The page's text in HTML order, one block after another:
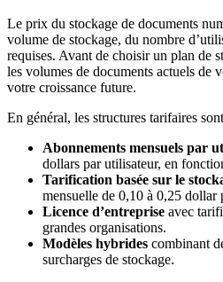
Le prix du stockage de documents
volume de stockage, du nombre
requises. Avant de choisir un plan de
les volumes de documents actuels de
votre croissance future.
En général, les structures tarifaires
Abonnements mensuels par
dollars par utilisateur, en
Tarification basée sur le
mensuelle de 0,10 à 0,25 dollar
Licence d’entreprise avec
grandes organisations.
Modèles hybrides combinant
surcharges de stockage.